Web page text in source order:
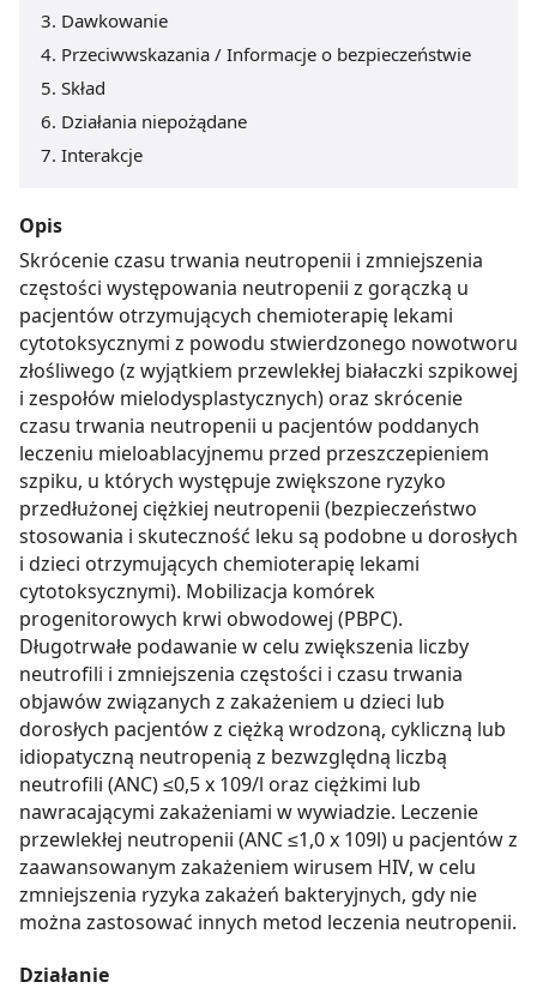
Dawkowanie
Przeciwwskazania / Informacje o bezpieczeństwie
Skład
Działania niepożądane
Interakcje
Opis
Skrócenie czasu trwania neutropenii i zmniejszenia
częstości występowania neutropenii z gorączką u
pacjentów otrzymujących chemioterapię lekami
cytotoksycznymi z powodu stwierdzonego nowotworu
złośliwego (z wyjątkiem przewlekłej białaczki szpikowej
i zespołów mielodysplastycznych) oraz skrócenie
czasu trwania neutropenii u pacjentów poddanych
leczeniu mieloablacyjnemu przed przeszczepieniem
szpiku, u których występuje zwiększone ryzyko
przedłużonej ciężkiej neutropenii (bezpieczeństwo
stosowania i skuteczność leku są podobne u dorosłych
i dzieci otrzymujących chemioterapię lekami
cytotoksycznymi). Mobilizacja komórek
progenitorowych krwi obwodowej (PBPC).
Długotrwałe podawanie w celu zwiększenia liczby
neutrofili i zmniejszenia częstości i czasu trwania
objawów związanych z zakażeniem u dzieci lub
dorosłych pacjentów z ciężką wrodzoną, cykliczną lub
idiopatyczną neutropenią z bezwzględną liczbą
neutrofili (ANC) ≤0,5 x 109/l oraz ciężkimi lub
nawracającymi zakażeniami w wywiadzie. Leczenie
przewlekłej neutropenii (ANC ≤1,0 x 109l) u pacjentów z
zaawansowanym zakażeniem wirusem HIV, w celu
zmniejszenia ryzyka zakażeń bakteryjnych, gdy nie
można zastosować innych metod leczenia neutropenii.
Działanie